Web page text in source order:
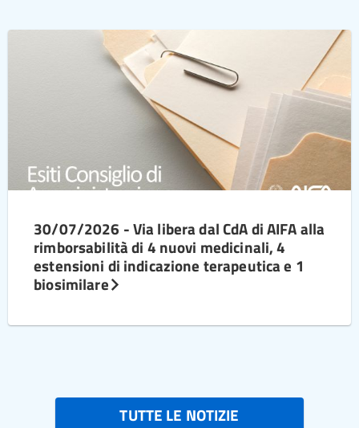
30/07/2026 - Via libera dal CdA di AIFA alla
rimborsabilità di 4 nuovi medicinali, 4
estensioni di indicazione terapeutica e 1
biosimilare
TUTTE LE NOTIZIE